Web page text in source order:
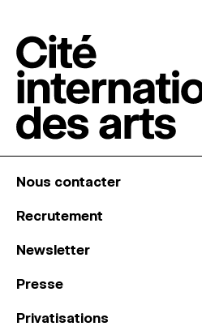
Nous contacter
Recrutement
Newsletter
Presse
Privatisations